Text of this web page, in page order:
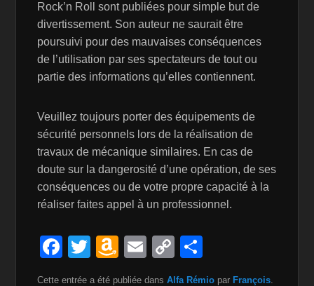
Rock’n Roll sont publiées pour simple but de
divertissement. Son auteur ne saurait être
poursuivi pour des mauvaises conséquences
de l’utilisation par ses spectateurs de tout ou
partie des informations qu’elles contiennent.
Veuillez toujours porter des équipements de
sécurité personnels lors de la réalisation de
travaux de mécanique similaires. En cas de
doute sur la dangerosité d’une opération, de ses
conséquences ou de votre propre capacité à la
réaliser faites appel à un professionnel.
F
T
wi
A
m
E
m
C
o
ar
Cette entrée a été publiée dansAlfa Rémio par François.